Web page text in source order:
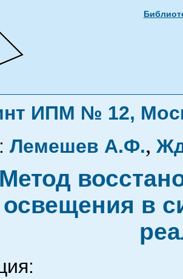
ИПМ № 12,
Лемешев А.Ф.,
Метод
освещения в